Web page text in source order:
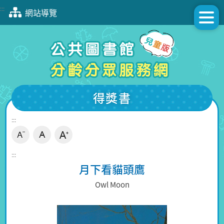
跳
塊
::: 網站導覽
得獎書
:::
:::
月下看貓頭鷹
Owl Moon